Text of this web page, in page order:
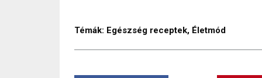
Témák: Egészség receptek, Életmód